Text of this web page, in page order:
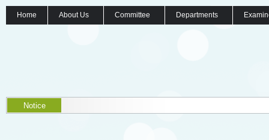
Home About Us Committee Departments
Notice